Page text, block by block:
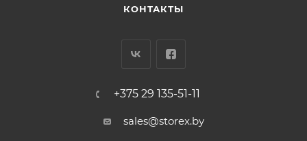
КОНТАКТЫ
+375 29 135-51-11
sales@storex.by